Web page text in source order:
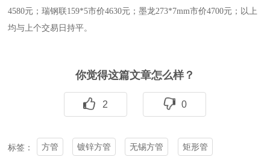
4580元；瑞钢联159*5市价4630元；墨龙273*7mm市价4700元；以上
均与上个交易日持平。
你觉得这篇文章怎么样？
2 0
标签： 方管 镀锌方管 无锡方管 矩形管